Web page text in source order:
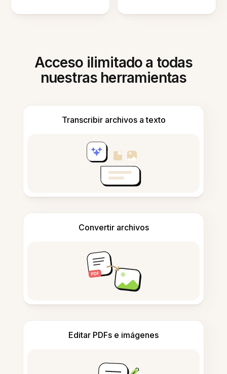
Acceso ilimitado a todas
nuestras herramientas
Transcribir archivos a texto
Convertir archivos
Editar PDFs e imágenes